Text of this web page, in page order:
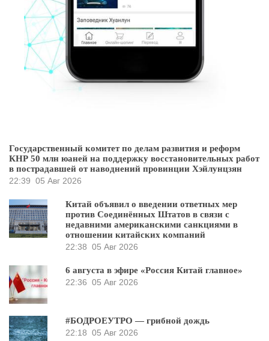
Государственный комитет по делам развития и реформ
КНР 50 млн юаней на поддержку восстановительных работ
в пострадавшей от наводнений провинции Хэйлунцзян
22:39 05 Авг 2026
Китай объявил о введении ответных мер
против Соединённых Штатов в связи с
недавними американскими санкциями в
отношении китайских компаний
22:38 05 Авг 2026
6 августа в эфире «Россия Китай главное»
22:36 05 Авг 2026
#БОДРОЕУТРО — грибной дождь
22:18 05 Авг 2026